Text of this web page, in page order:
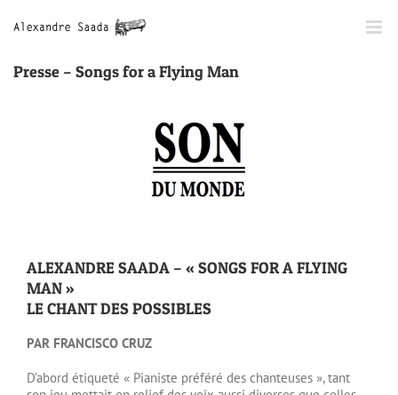
Presse – Songs for a Flying Man
ALEXANDRE SAADA – « SONGS FOR A FLYING
MAN »
LE CHANT DES POSSIBLES
PAR FRANCISCO CRUZ
D’abord étiqueté « Pianiste préféré des chanteuses », tant